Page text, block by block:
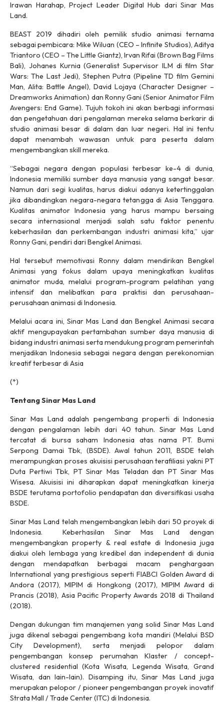
Irawan Harahap, Project Leader Digital Hub dari Sinar Mas
Land.
BEAST 2019 dihadiri oleh pemilik studio animasi ternama
sebagai pembicara: Mike Wiluan (CEO – Infinite Studios), Aditya
Triantoro (CEO – The Little Giantz), Irvan Rifai (Brown Bag Films
Bali), Johanes Kurnia (Generalist Supervisor ILM di film Star
Wars: The Last Jedi), Stephen Putra (Pipeline TD film Gemini
Man, Alita: Battle Angel), David Lojaya (Character Designer –
Dreamworks Animation) dan Ronny Gani (Senior Animator Film
Avengers: End Game). Tujuh tokoh ini akan berbagi informasi
dan pengetahuan dari pengalaman mereka selama berkarir di
studio animasi besar di dalam dan luar negeri. Hal ini tentu
dapat menambah wawasan untuk para peserta dalam
mengembangkan skill mereka.
“Sebagai negara dengan populasi terbesar ke-4 di dunia,
Indonesia memiliki sumber daya manusia yang sangat besar.
Namun dari segi kualitas, harus diakui adanya ketertinggalan
jika dibandingkan negara-negara tetangga di Asia Tenggara.
Kualitas animator Indonesia yang harus mampu bersaing
secara internasional menjadi salah satu faktor penentu
keberhasilan dan perkembangan industri animasi kita,” ujar
Ronny Gani, pendiri dari Bengkel Animasi.
Hal tersebut memotivasi Ronny dalam mendirikan Bengkel
Animasi yang fokus dalam upaya meningkatkan kualitas
animator muda, melalui program-program pelatihan yang
intensif dan melibatkan para praktisi dan perusahaan-
perusahaan animasi di Indonesia.
Melalui acara ini, Sinar Mas Land dan Bengkel Animasi secara
aktif mengupayakan pertambahan sumber daya manusia di
bidang industri animasi serta mendukung program pemerintah
menjadikan Indonesia sebagai negara dengan perekonomian
kreatif terbesar di Asia
(*)
Tentang Sinar Mas Land
Sinar Mas Land adalah pengembang properti di Indonesia
dengan pengalaman lebih dari 40 tahun. Sinar Mas Land
tercatat di bursa saham Indonesia atas nama PT. Bumi
Serpong Damai Tbk, (BSDE). Awal tahun 2011, BSDE telah
merampungkan proses akuisisi perusahaan terafiliasi yakni PT
Duta Pertiwi Tbk, PT Sinar Mas Teladan dan PT Sinar Mas
Wisesa. Akuisisi ini diharapkan dapat meningkatkan kinerja
BSDE terutama portofolio pendapatan dan diversifikasi usaha
BSDE.
Sinar Mas Land telah mengembangkan lebih dari 50 proyek di
Indonesia. Keberhasilan Sinar Mas Land dengan
mengembangkan property & real estate di Indonesia juga
diakui oleh lembaga yang kredibel dan independent di dunia
dengan mendapatkan berbagai macam penghargaan
International yang prestigious seperti FIABCI Golden Award di
Andora (2017), MIPIM di Hongkong (2017), MIPIM Award di
Prancis (2018), Asia Pacific Property Awards 2018 di Thailand
(2018).
Dengan dukungan tim manajemen yang solid Sinar Mas Land
juga dikenal sebagai pengembang kota mandiri (Melalui BSD
City Development), serta menjadi pelopor dalam
pengembangan konsep perumahan Klaster / concept-
clustered residential (Kota Wisata, Legenda Wisata, Grand
Wisata, dan lain-lain). Disamping itu, Sinar Mas Land juga
merupakan pelopor / pioneer pengembangan proyek inovatif
Strata Mall / Trade Center (ITC) di Indonesia.